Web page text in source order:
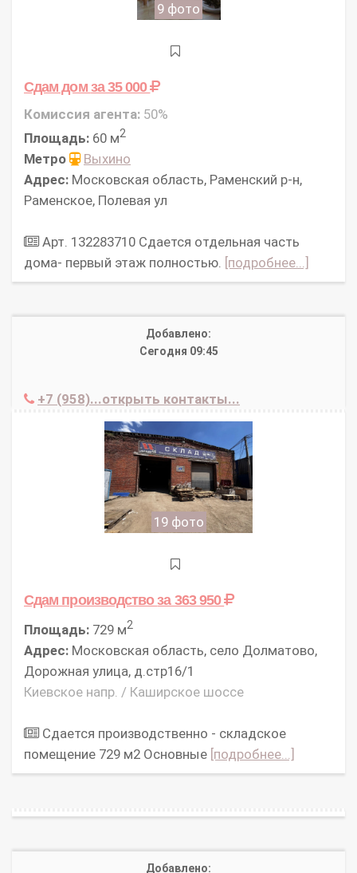
9 фото
Сдам домза 35 000
Комиссия агента: 50%
Площадь: 60 м2
Метро
Выхино
Адрес: Московская область, Раменский р-н,
Раменское, Полевая ул
Арт. 132283710 Сдается отдельная часть
дома- первый этаж полностью. [подробнее...]
Добавлено:
Сегодня 09:45
+7 (958)...открыть контакты...
19 фото
Сдам производствоза 363 950
Площадь: 729 м2
Адрес: Московская область, село Долматово,
Дорожная улица, д.стр16/1
Киевское напр. / Каширское шоссе
Сдается производственно - складское
помещение 729 м2 Основные [подробнее...]
Добавлено: